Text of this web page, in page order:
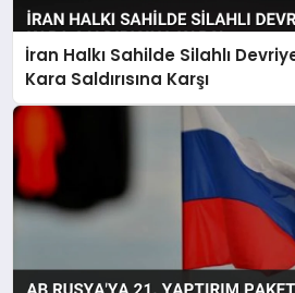
İran Halkı Sahilde Silahlı
Kara Saldırısına Karşı